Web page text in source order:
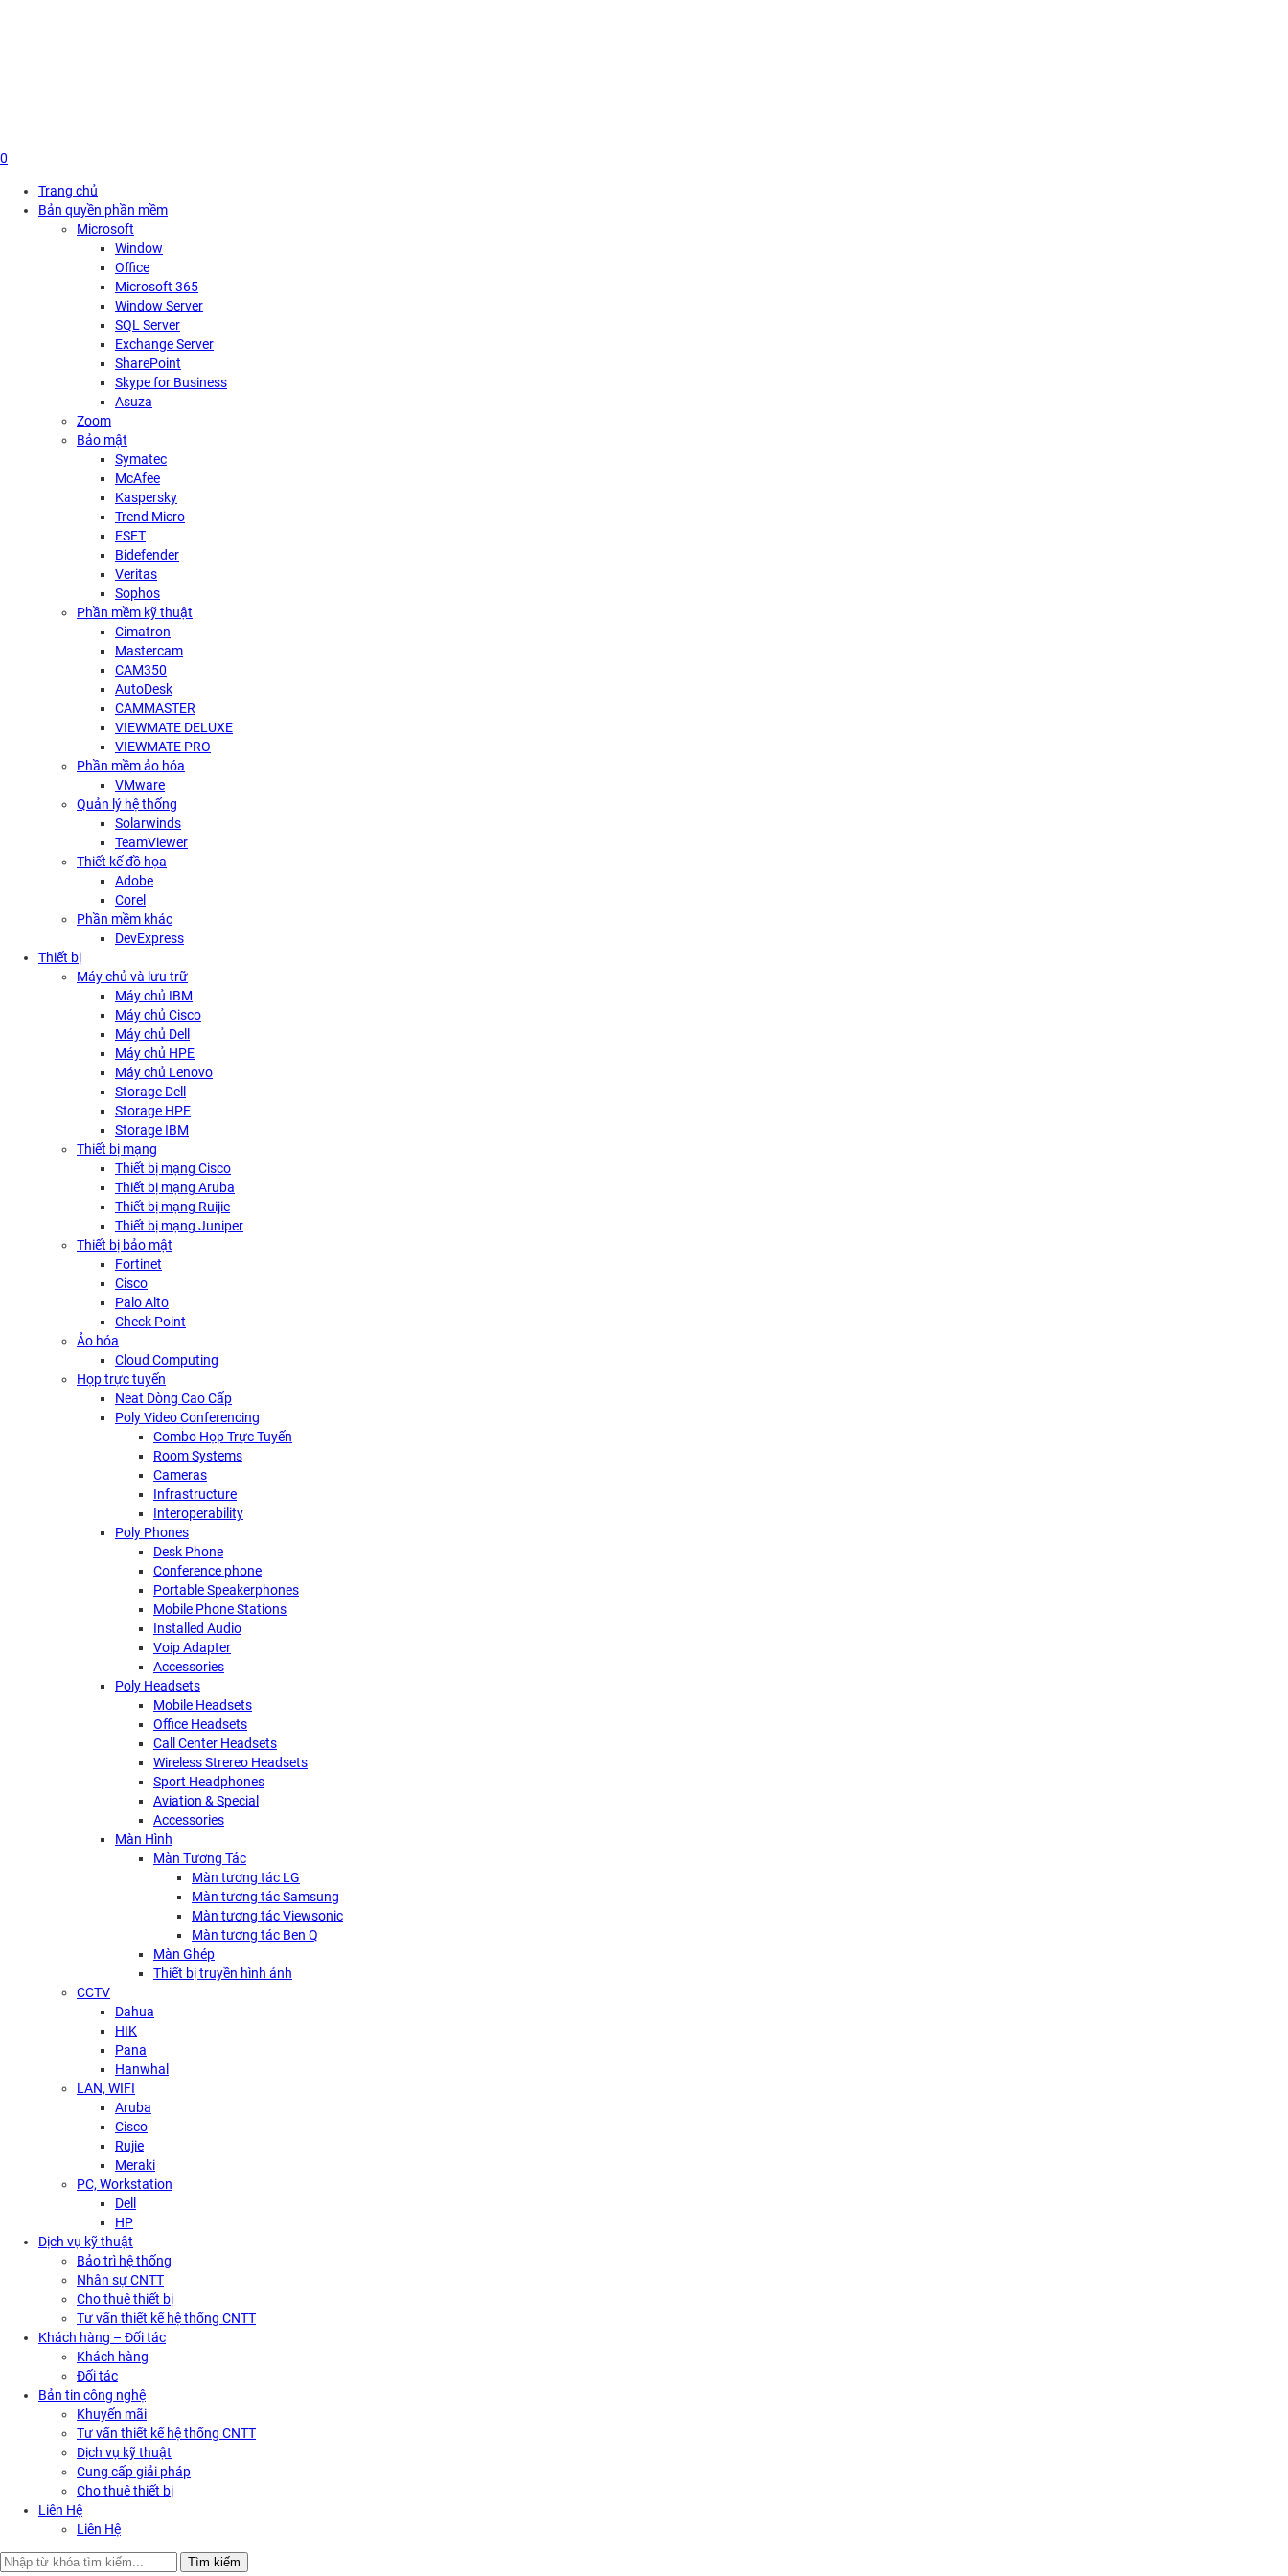
0
Trang chủ
Bản quyền phần mềm
Microsoft
Window
Office
Microsoft 365
Window Server
SQL Server
Exchange Server
SharePoint
Skype for Business
Asuza
Zoom
Bảo mật
Symatec
McAfee
Kaspersky
Trend Micro
ESET
Bidefender
Veritas
Sophos
Phần mềm kỹ thuật
Cimatron
Mastercam
CAM350
AutoDesk
CAMMASTER
VIEWMATE DELUXE
VIEWMATE PRO
Phần mềm ảo hóa
VMware
Quản lý hệ thống
Solarwinds
TeamViewer
Thiết kế đồ họa
Adobe
Corel
Phần mềm khác
DevExpress
Thiết bị
Máy chủ và lưu trữ
Máy chủ IBM
Máy chủ Cisco
Máy chủ Dell
Máy chủ HPE
Máy chủ Lenovo
Storage Dell
Storage HPE
Storage IBM
Thiết bị mạng
Thiết bị mạng Cisco
Thiết bị mạng Aruba
Thiết bị mạng Ruijie
Thiết bị mạng Juniper
Thiết bị bảo mật
Fortinet
Cisco
Palo Alto
Check Point
Ảo hóa
Cloud Computing
Họp trực tuyến
Neat Dòng Cao Cấp
Poly Video Conferencing
Combo Họp Trực Tuyến
Room Systems
Cameras
Infrastructure
Interoperability
Poly Phones
Desk Phone
Conference phone
Portable Speakerphones
Mobile Phone Stations
Installed Audio
Voip Adapter
Accessories
Poly Headsets
Mobile Headsets
Office Headsets
Call Center Headsets
Wireless Strereo Headsets
Sport Headphones
Aviation & Special
Accessories
Màn Hình
Màn Tương Tác
Màn tương tác LG
Màn tương tác Samsung
Màn tương tác Viewsonic
Màn tương tác Ben Q
Màn Ghép
Thiết bị truyền hình ảnh
CCTV
Dahua
HIK
Pana
Hanwhal
LAN, WIFI
Aruba
Cisco
Rujie
Meraki
PC, Workstation
Dell
HP
Dịch vụ kỹ thuật
Bảo trì hệ thống
Nhân sự CNTT
Cho thuê thiết bị
Tư vấn thiết kế hệ thống CNTT
Khách hàng – Đối tác
Khách hàng
Đối tác
Bản tin công nghệ
Khuyến mãi
Tư vấn thiết kế hệ thống CNTT
Dịch vụ kỹ thuật
Cung cấp giải pháp
Cho thuê thiết bị
Liên Hệ
Liên Hệ
Search
Tìm kiếm